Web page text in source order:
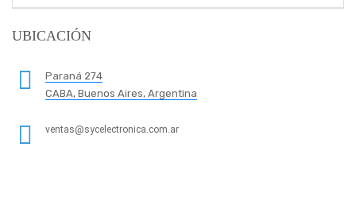
UBICACIÓN
Paraná 274
CABA, Buenos Aires, Argentina
ventas@sycelectronica.com.ar